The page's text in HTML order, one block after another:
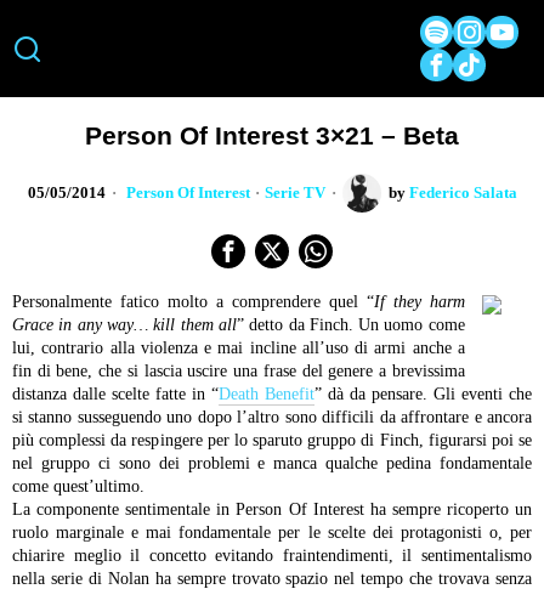
Person Of Interest 3×21 – Beta
05/05/2014 Person Of Interest · Serie TV by Federico Salata
Personalmente fatico molto a comprendere quel “If they harm
Grace in any way… kill them all” detto da Finch. Un uomo come
lui, contrario alla violenza e mai incline all’uso di armi anche a
fin di bene, che si lascia uscire una frase del genere a brevissima
distanza dalle scelte fatte in “Death Benefit” dà da pensare. Gli eventi che
si stanno susseguendo uno dopo l’altro sono difficili da affrontare e ancora
più complessi da respingere per lo sparuto gruppo di Finch, figurarsi poi se
nel gruppo ci sono dei problemi e manca qualche pedina fondamentale
come quest’ultimo.
La componente sentimentale in Person Of Interest ha sempre ricoperto un
ruolo marginale e mai fondamentale per le scelte dei protagonisti o, per
chiarire meglio il concetto evitando fraintendimenti, il sentimentalismo
nella serie di Nolan ha sempre trovato spazio nel tempo che trovava senza